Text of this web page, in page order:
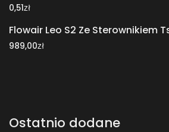
0,51zł
Flowair Leo S2 Ze Sterownikiem
989,00zł
Ostatnio dodane